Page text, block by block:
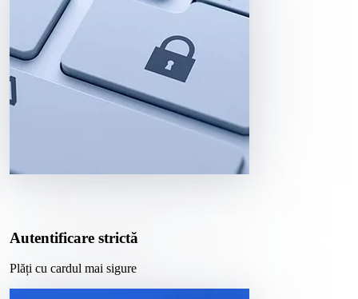
Autentificare strictă
Plăți cu cardul mai sigure